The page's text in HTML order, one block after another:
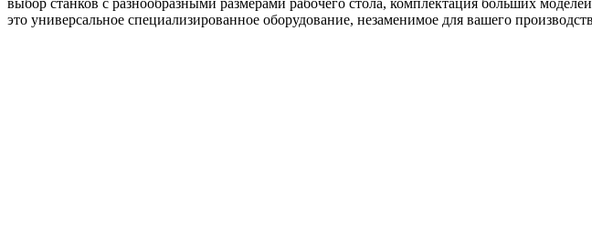
выбор станков с разнообразными размерами рабочего стола, комплектация больших
это универсальное специализированное оборудование, незаменимое для вашего